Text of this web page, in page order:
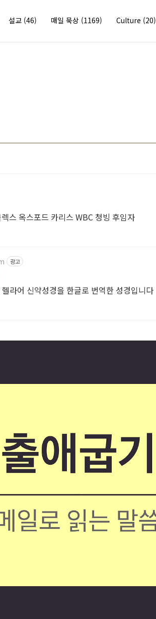
설교 (46) 매일 묵상 (1169) Culture (20)
스 옥스포드 카리스 WBC 청빙 후임자
광고
라어 신약성경을 한글로 번역한 성경입니다